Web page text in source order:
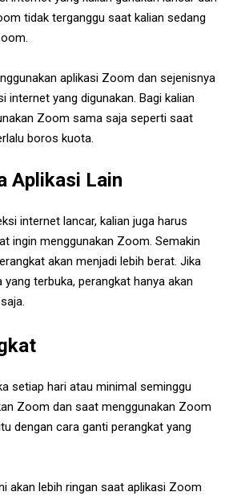
tidak terganggu saat kalian sedang
aplikasi Zoom dan sejenisnya
internet yang digunakan. Bagi kalian
Zoom sama saja seperti saat
boros kuota.
Aplikasi Lain
internet lancar, kalian juga harus
ingin menggunakan Zoom. Semakin
akan menjadi lebih berat. Jika
yang terbuka, perangkat hanya akan
setiap hari atau minimal seminggu
Zoom dan saat menggunakan Zoom
dengan cara ganti perangkat yang
akan lebih ringan saat aplikasi Zoom